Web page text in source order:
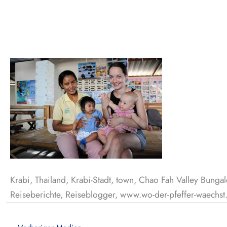
Krabi, Thailand, Krabi-Stadt, town, Chao Fah Valley
Reiseberichte, Reiseblogger, www.wo-der-pfeffer-